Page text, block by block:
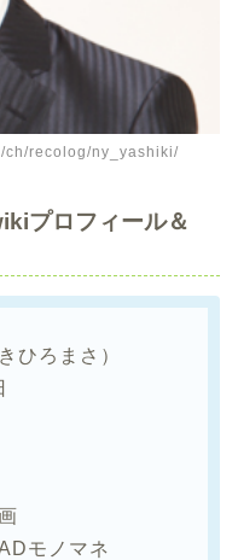
ch/recolog/ny_yashiki/
プロフィール＆
ひろまさ）
モノマネ